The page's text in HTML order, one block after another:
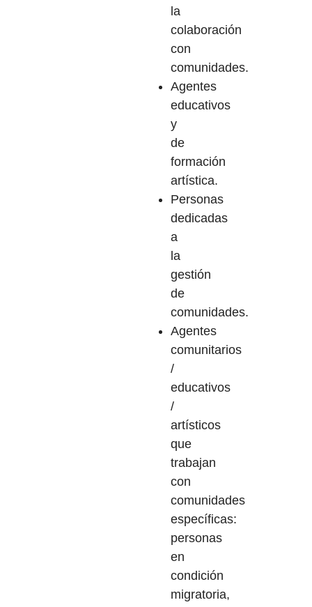
la
colaboración
con
comunidades.
Agentes
educativos
y
de
formación
artística.
Personas
dedicadas
a
la
gestión
de
comunidades.
Agentes
comunitarios
/
educativos
/
artísticos
que
trabajan
con
comunidades
específicas:
personas
en
condición
migratoria,